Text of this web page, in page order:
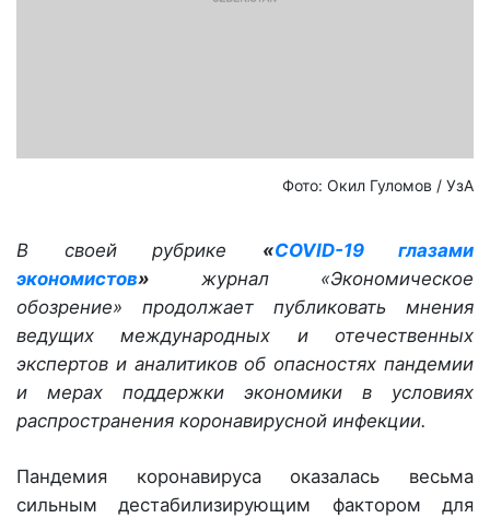
Фото: Окил Гуломов / УзА
В своей рубрике «COVID-19 глазами
экономистов» журнал «Экономическое
обозрение» продолжает публиковать мнения
ведущих международных и отечественных
экспертов и аналитиков об опасностях пандемии
и мерах поддержки экономики в условиях
распространения коронавирусной инфекции.
Пандемия коронавируса оказалась весьма
сильным дестабилизирующим фактором для